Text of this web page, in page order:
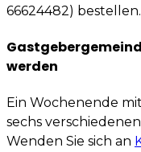
66624482) bestellen.
werden
Ein Wochenende
sechs
Wenden Sie sich an